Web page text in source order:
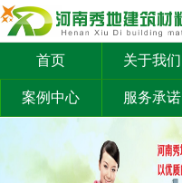
首页 关于我们
案例中心 服务承诺